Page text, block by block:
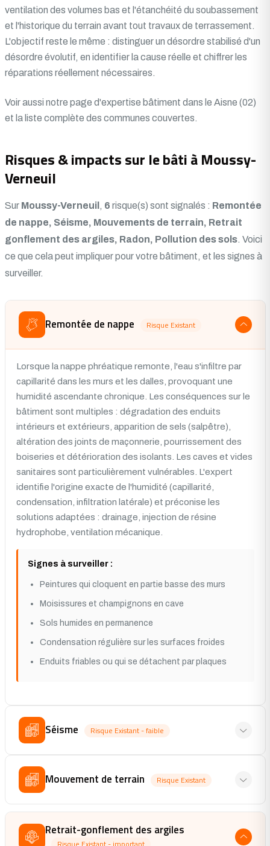
ventilation des volumes bas et l'étanchéité du soubassement
et l'historique du terrain avant tout travaux de terrassement.
L'objectif reste le même : distinguer un désordre stabilisé d'un
désordre évolutif, en identifier la cause réelle et chiffrer les
réparations réellement nécessaires.
Voir aussi notre page d'expertise bâtiment dans le Aisne (02)
et la liste complète des communes couvertes.
Risques & impacts sur le bâti à Moussy-
Verneuil
Sur Moussy-Verneuil , 6 risque(s) sont signalés : Remontée
de nappe, Séisme, Mouvements de terrain, Retrait
gonflement des argiles, Radon, Pollution des sols. Voici
ce que cela peut impliquer pour votre bâtiment, et les signes à
surveiller.
Remontée de nappe Risque Existant
Lorsque la nappe phréatique remonte, l'eau s'infiltre par
capillarité dans les murs et les dalles, provoquant une
humidité ascendante chronique. Les conséquences sur le
bâtiment sont multiples : dégradation des enduits
intérieurs et extérieurs, apparition de sels (salpêtre),
altération des joints de maçonnerie, pourrissement des
boiseries et détérioration des isolants. Les caves et vides
sanitaires sont particulièrement vulnérables. L'expert
identifie l'origine exacte de l'humidité (capillarité,
condensation, infiltration latérale) et préconise les
solutions adaptées : drainage, injection de résine
hydrophobe, ventilation mécanique.
Signes à surveiller :
Peintures qui cloquent en partie basse des murs
Moisissures et champignons en cave
Sols humides en permanence
Condensation régulière sur les surfaces froides
Enduits friables ou qui se détachent par plaques
Séisme Risque Existant - faible
Mouvement de terrain Risque Existant
Retrait-gonflement des argiles